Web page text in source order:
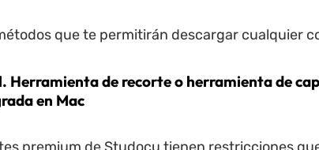
que te permitirán descargar cualquier
Herramienta de recorte o herramienta de
en Mac